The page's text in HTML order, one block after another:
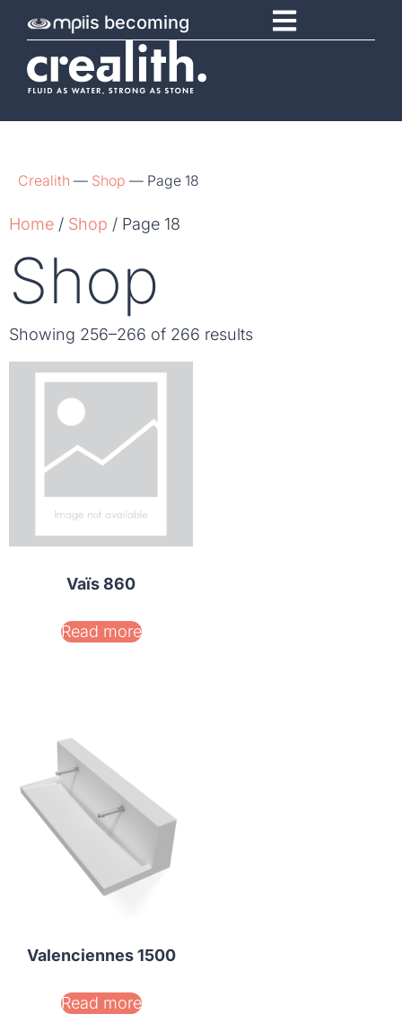
is becoming
Crealith — Shop — Page 18
Home / Shop / Page 18
Shop
Showing 256–266 of 266 results
Vaïs 860
Read more
Valenciennes 1500
Read more